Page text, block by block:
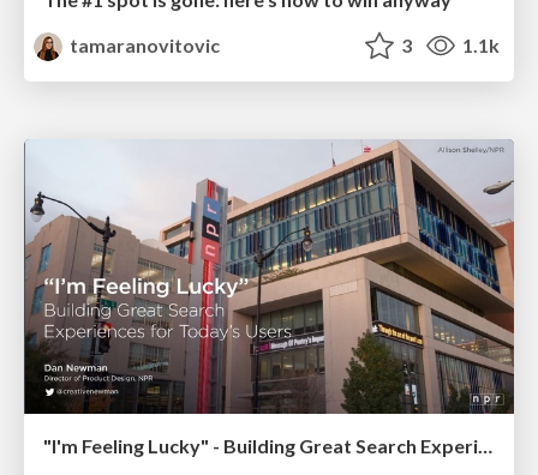
tamaranovitovic
3 1.1k
"I'm Feeling Lucky" - Building Great Search Experiences for Today's Users (#IAC19)